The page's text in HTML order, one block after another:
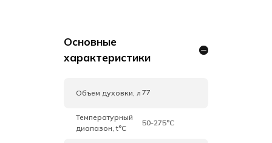
Основные
характеристики
Объем духовки, л 77
Температурный
диапазон, t°C
50-275°C